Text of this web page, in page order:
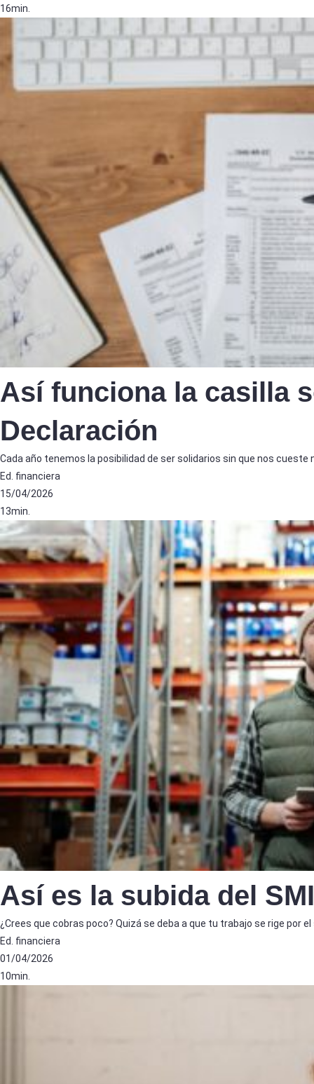
16min.
Así funciona la casilla
Declaración
Cada año tenemos la posibilidad de ser solidarios sin que nos cueste
Ed. financiera
15/04/2026
13min.
Así es la subida del
¿Crees que cobras poco? Quizá se deba a que tu trabajo se rige por
Ed. financiera
01/04/2026
10min.